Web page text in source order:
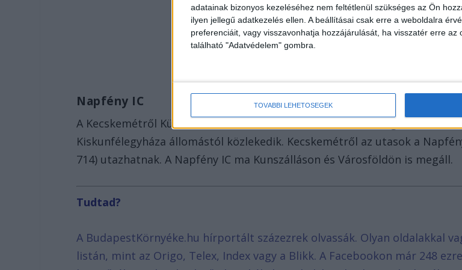
adatainak bizonyos kezeléséhez nem feltétlenül szükséges az Ön
ilyen jellegű adatkezelés ellen. A beállításai csak erre a weboldalra
preferenciáit, vagy visszavonhatja hozzájárulását, ha visszatér erre az
található "Adatvédelem" gombra.
TOVÁBBI LEHETŐSÉGEK
Napfény IC
A Kecskemétről Külsőhalasra 13:21-kor induló Kiskun InterRégió (IR 7895)
Kiskunfélegyháza állomástól közlekedik. Kecskemétről az utasok a
714) utazhatnak. A Napfény IC ma Kunszálláson és Városföldön is megáll.
Tudtad?
A BudapestKörnyéke.hu hírportált százezrek olvassák. Olyan oldalakkal
listán, mint az Origo, Telex, Index vagy a Blikk. A Facebookon már 248